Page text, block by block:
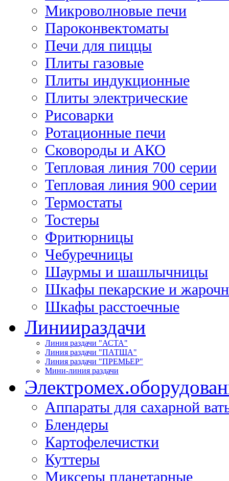
Микроволновые печи
Пароконвектоматы
Печи для пиццы
Плиты газовые
Плиты индукционные
Плиты электрические
Рисоварки
Ротационные печи
Сковороды и АКО
Тепловая линия 700 серии
Тепловая линия 900 серии
Термостаты
Тостеры
Фритюрницы
Чебуречницы
Шаурмы и шашлычницы
Шкафы пекарские и
Шкафы расстоечные
Линиираздачи
Линия раздачи "АСТА"
Линия раздачи "ПАТША"
Линия раздачи "ПРЕМЬЕР"
Мини-линия раздачи
Электромех.
Аппараты для сахарной
Блендеры
Картофелечистки
Куттеры
Миксеры планетарные